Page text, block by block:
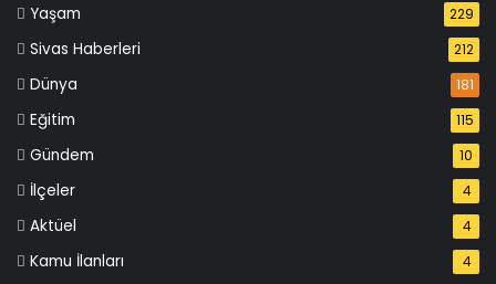
Yaşam 229
Sivas Haberleri 212
Dünya 181
Eğitim 115
Gündem 10
İlçeler 4
Aktüel 4
Kamu İlanları 4